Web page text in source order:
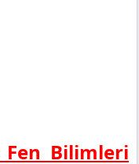
Fen Bilimleri